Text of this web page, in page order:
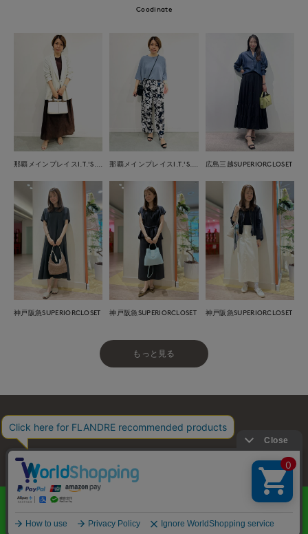
Coodinate
広島三越SUPERIORCLOSET
神戸阪急SUPERIORCLOSET 神戸阪急SUPERIORCLOSET 神戸阪急SUPERIORCLOSET
もっと見る
お問い合わせ 利用規約 プライバシーポリシー
特定商取引・古物営業法に基づく表示